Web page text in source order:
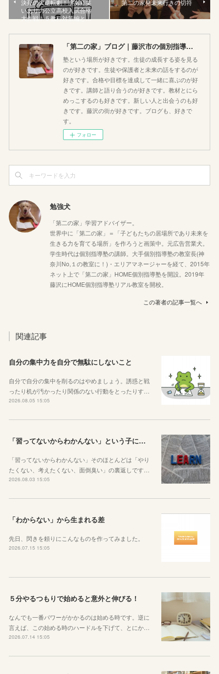
決死の大逆転劇！涙あり笑
いありの公立高校入試合格
大作戦！５教科対策編と…
第二の家発未来行きの切符
「第二の家」ブログ｜藤沢市の個別指導塾のお話
塾という場所が好きです。生徒の成長する姿を見る
のが好きです。生徒や保護者と未来の話をするのが
好きです。合格や目標を達成して一緒に喜ぶのが好
きです。講師と語り合うのが好きです。教材とにら
めっこするのも好きです。新しい人と出会うのも好
きです。藤沢の街が好きです。ブログも、好きで
す。
フォロー
勉強犬
「第二の家」学習アドバイザー。
世界中に「第二の家」＝「子どもたちの居場所であり未来を
生きる力を育てる場所」を作ろうと画策中。元広告営業犬。
学生時代は個別指導塾の講師。大手個別指導塾の教室長(神
奈川No,１の教室に！)・エリアマネージャーを経て、2015年
ネット上で「第二の家」HOME個別指導塾を開設。2019年
藤沢にHOME個別指導塾リアル教室を開校。
この著者の記事一覧へ
関連記事
自分の集中力を自分で無駄にしないこと
自分で自分の集中を削るのはやめましょう。誘惑と戦
ったり机が汚かったり関係のない行動をとったりす…
2026.08.05 15:05
「習ってないからわかんない」という子に伝えたい、勉強しようと思ったらその方法はいくらでもあるということ
「習ってないからわかんない」そのほとんどは「やり
たくない、考えたくない、面倒臭い」の裏返しです…
2026.08.03 15:05
「わからない」から生まれる差
先日、閃きを頼りにこんなものを作ってみました。
2026.07.15 15:05
５分やるつもりで始めると意外と伸びる！
なんでも一番パワーがかかるのは始める時です。逆に
言えば、この始める時のハードルを下げて、とにか…
2026.07.14 15:05